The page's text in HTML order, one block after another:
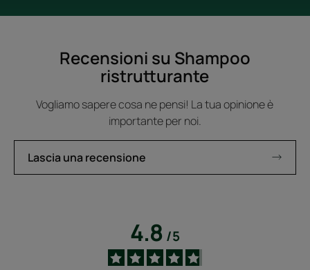
Recensioni su Shampoo
ristrutturante
Vogliamo sapere cosa ne pensi! La tua opinione è
importante per noi.
Lascia una recensione
4.8/5